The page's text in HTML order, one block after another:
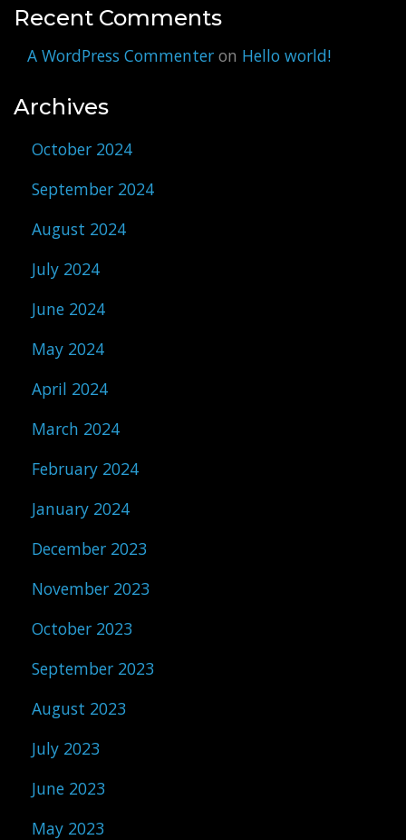
Recent Comments
A WordPress Commenter on Hello world!
Archives
October 2024
September 2024
August 2024
July 2024
June 2024
May 2024
April 2024
March 2024
February 2024
January 2024
December 2023
November 2023
October 2023
September 2023
August 2023
July 2023
June 2023
May 2023